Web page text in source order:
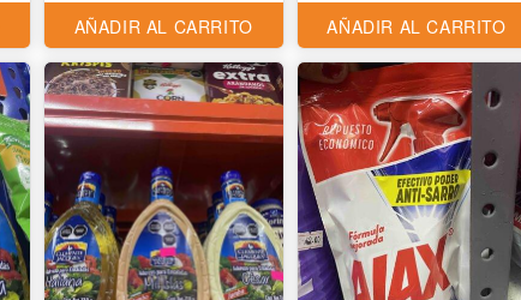
AÑADIR AL CARRITO AÑADIR AL CARRITO